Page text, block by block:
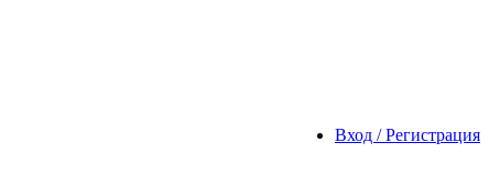
Вход / Регистрация